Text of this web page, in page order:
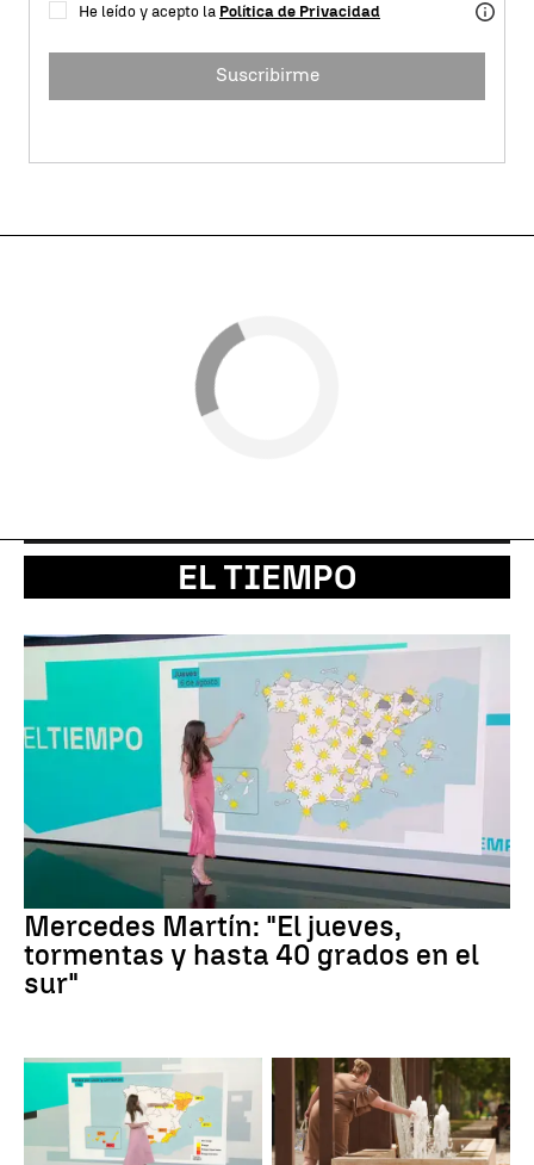
He leído y acepto la Política de Privacidad
Suscribirme
EL TIEMPO
Mercedes Martín: "El jueves,
tormentas y hasta 40 grados en el
sur"